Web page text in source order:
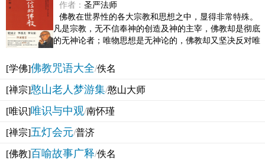
作者： 圣严法师
佛教在世界性的各大宗教和思想之中，显得非常特殊。
凡是宗教，无不信奉神的创造及神的主宰，佛教却是彻底
的无神论者；唯物思想是无神论的，佛教却又坚决反对唯
[学佛]佛教咒语大全/佚名
[禅宗]憨山老人梦游集/憨山大师
[唯识]唯识与中观/南怀瑾
[禅宗]五灯会元/普济
[佛教]百喻故事广释/佚名